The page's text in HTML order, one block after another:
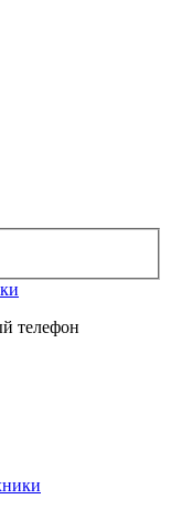
телефон